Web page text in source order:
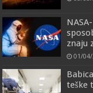
znaju
01/
teške